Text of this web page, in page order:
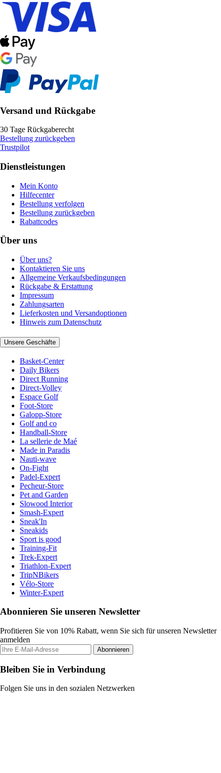
Versand und Rückgabe
30 Tage Rückgaberecht
Bestellung zurückgeben
Trustpilot
Dienstleistungen
Mein Konto
Hilfecenter
Bestellung verfolgen
Bestellung zurückgeben
Rabattcodes
Über uns
Über uns?
Kontaktieren Sie uns
Allgemeine Verkaufsbedingungen
Rückgabe & Erstattung
Impressum
Zahlungsarten
Lieferkosten und Versandoptionen
Hinweis zum Datenschutz
Unsere Geschäfte
Basket-Center
Daily Bikers
Direct Running
Direct-Volley
Espace Golf
Foot-Store
Galopp-Store
Golf and co
Handball-Store
La sellerie de Maé
Made in Paradis
Nauti-wave
On-Fight
Padel-Expert
Pecheur-Store
Pet and Garden
Slowood Interior
Smash-Expert
Sneak'In
Sneakids
Sport is good
Training-Fit
Trek-Expert
Triathlon-Expert
TripNBikers
Vélo-Store
Winter-Expert
Abonnieren Sie unseren Newsletter
Profitieren Sie von 10% Rabatt, wenn Sie sich für unseren Newsletter
anmelden
Abonnieren
Bleiben Sie in Verbindung
Folgen Sie uns in den sozialen Netzwerken